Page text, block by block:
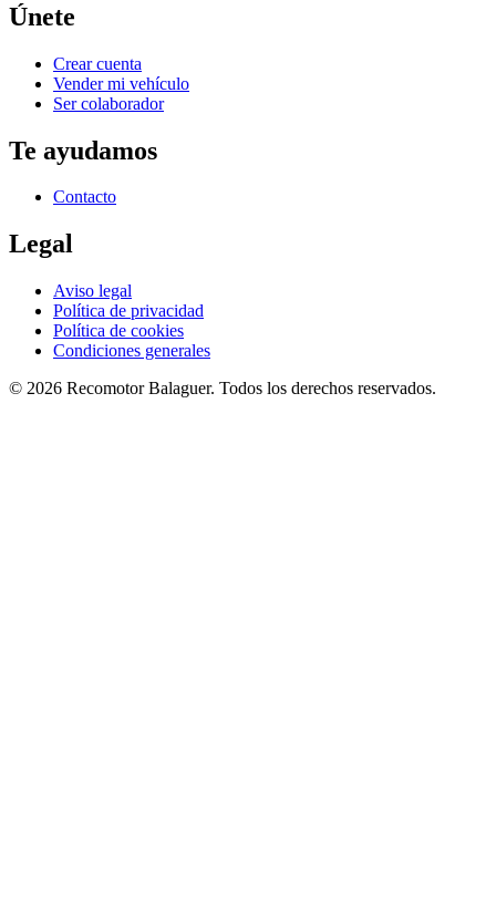
Únete
Crear cuenta
Vender mi vehículo
Ser colaborador
Te ayudamos
Contacto
Legal
Aviso legal
Política de privacidad
Política de cookies
Condiciones generales
© 2026 RecomotorBalaguer. Todos los derechos reservados.